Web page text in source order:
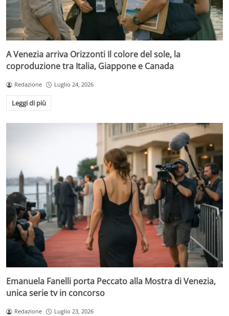
A Venezia arriva Orizzonti Il colore del sole, la
coproduzione tra Italia, Giappone e Canada
Redazione Luglio 24, 2026
Leggi di più
Emanuela Fanelli porta Peccato alla Mostra di Venezia,
unica serie tv in concorso
Redazione Luglio 23, 2026